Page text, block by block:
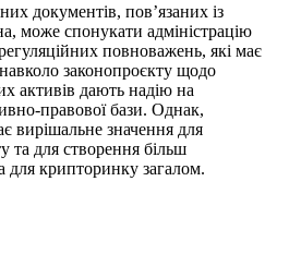
документів, пов’язаних із
може спонукати адміністрацію
повноважень, які має
законопроєкту щодо
активів дають надію на
правової бази. Однак,
вирішальне значення для
та для створення більш
для крипторинку загалом.